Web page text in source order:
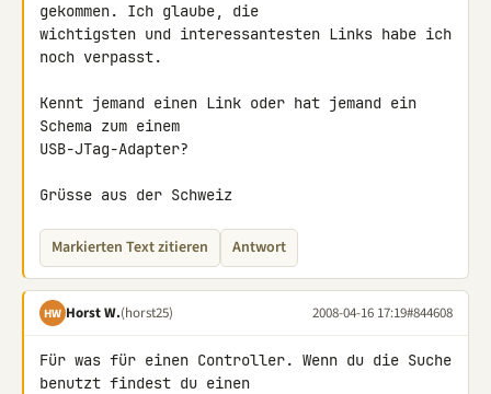
gekommen. Ich glaube, die
wichtigsten und interessantesten Links habe ich
noch verpasst.
Kennt jemand einen Link oder hat jemand ein
Schema zum einem
USB-JTag-Adapter?
Grüsse aus der Schweiz
Markierten Text zitieren Antwort
HW Horst W.(horst25) 2008-04-16 17:19#844608
Für was für einen Controller. Wenn du die Suche
benutzt findest du einen